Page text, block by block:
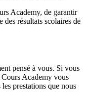
Academy, de garantir
des résultats scolaires de
pensé à vous. Si vous
Cours Academy vous
les prestations que nous